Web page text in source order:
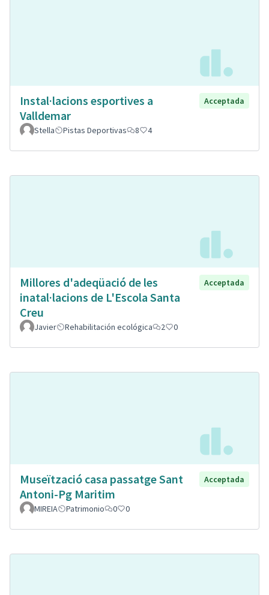
Instal·lacions esportives a
Valldemar
Acceptada
Stella Pistas Deportivas 8 4
Millores d'adeqüació de les
inatal·lacions de L'Escola Santa
Creu
Acceptada
Javier Rehabilitación ecológica 2 0
Museïtzació casa passatge Sant
Antoni-Pg Maritim
Acceptada
MIREIA Patrimonio 0 0